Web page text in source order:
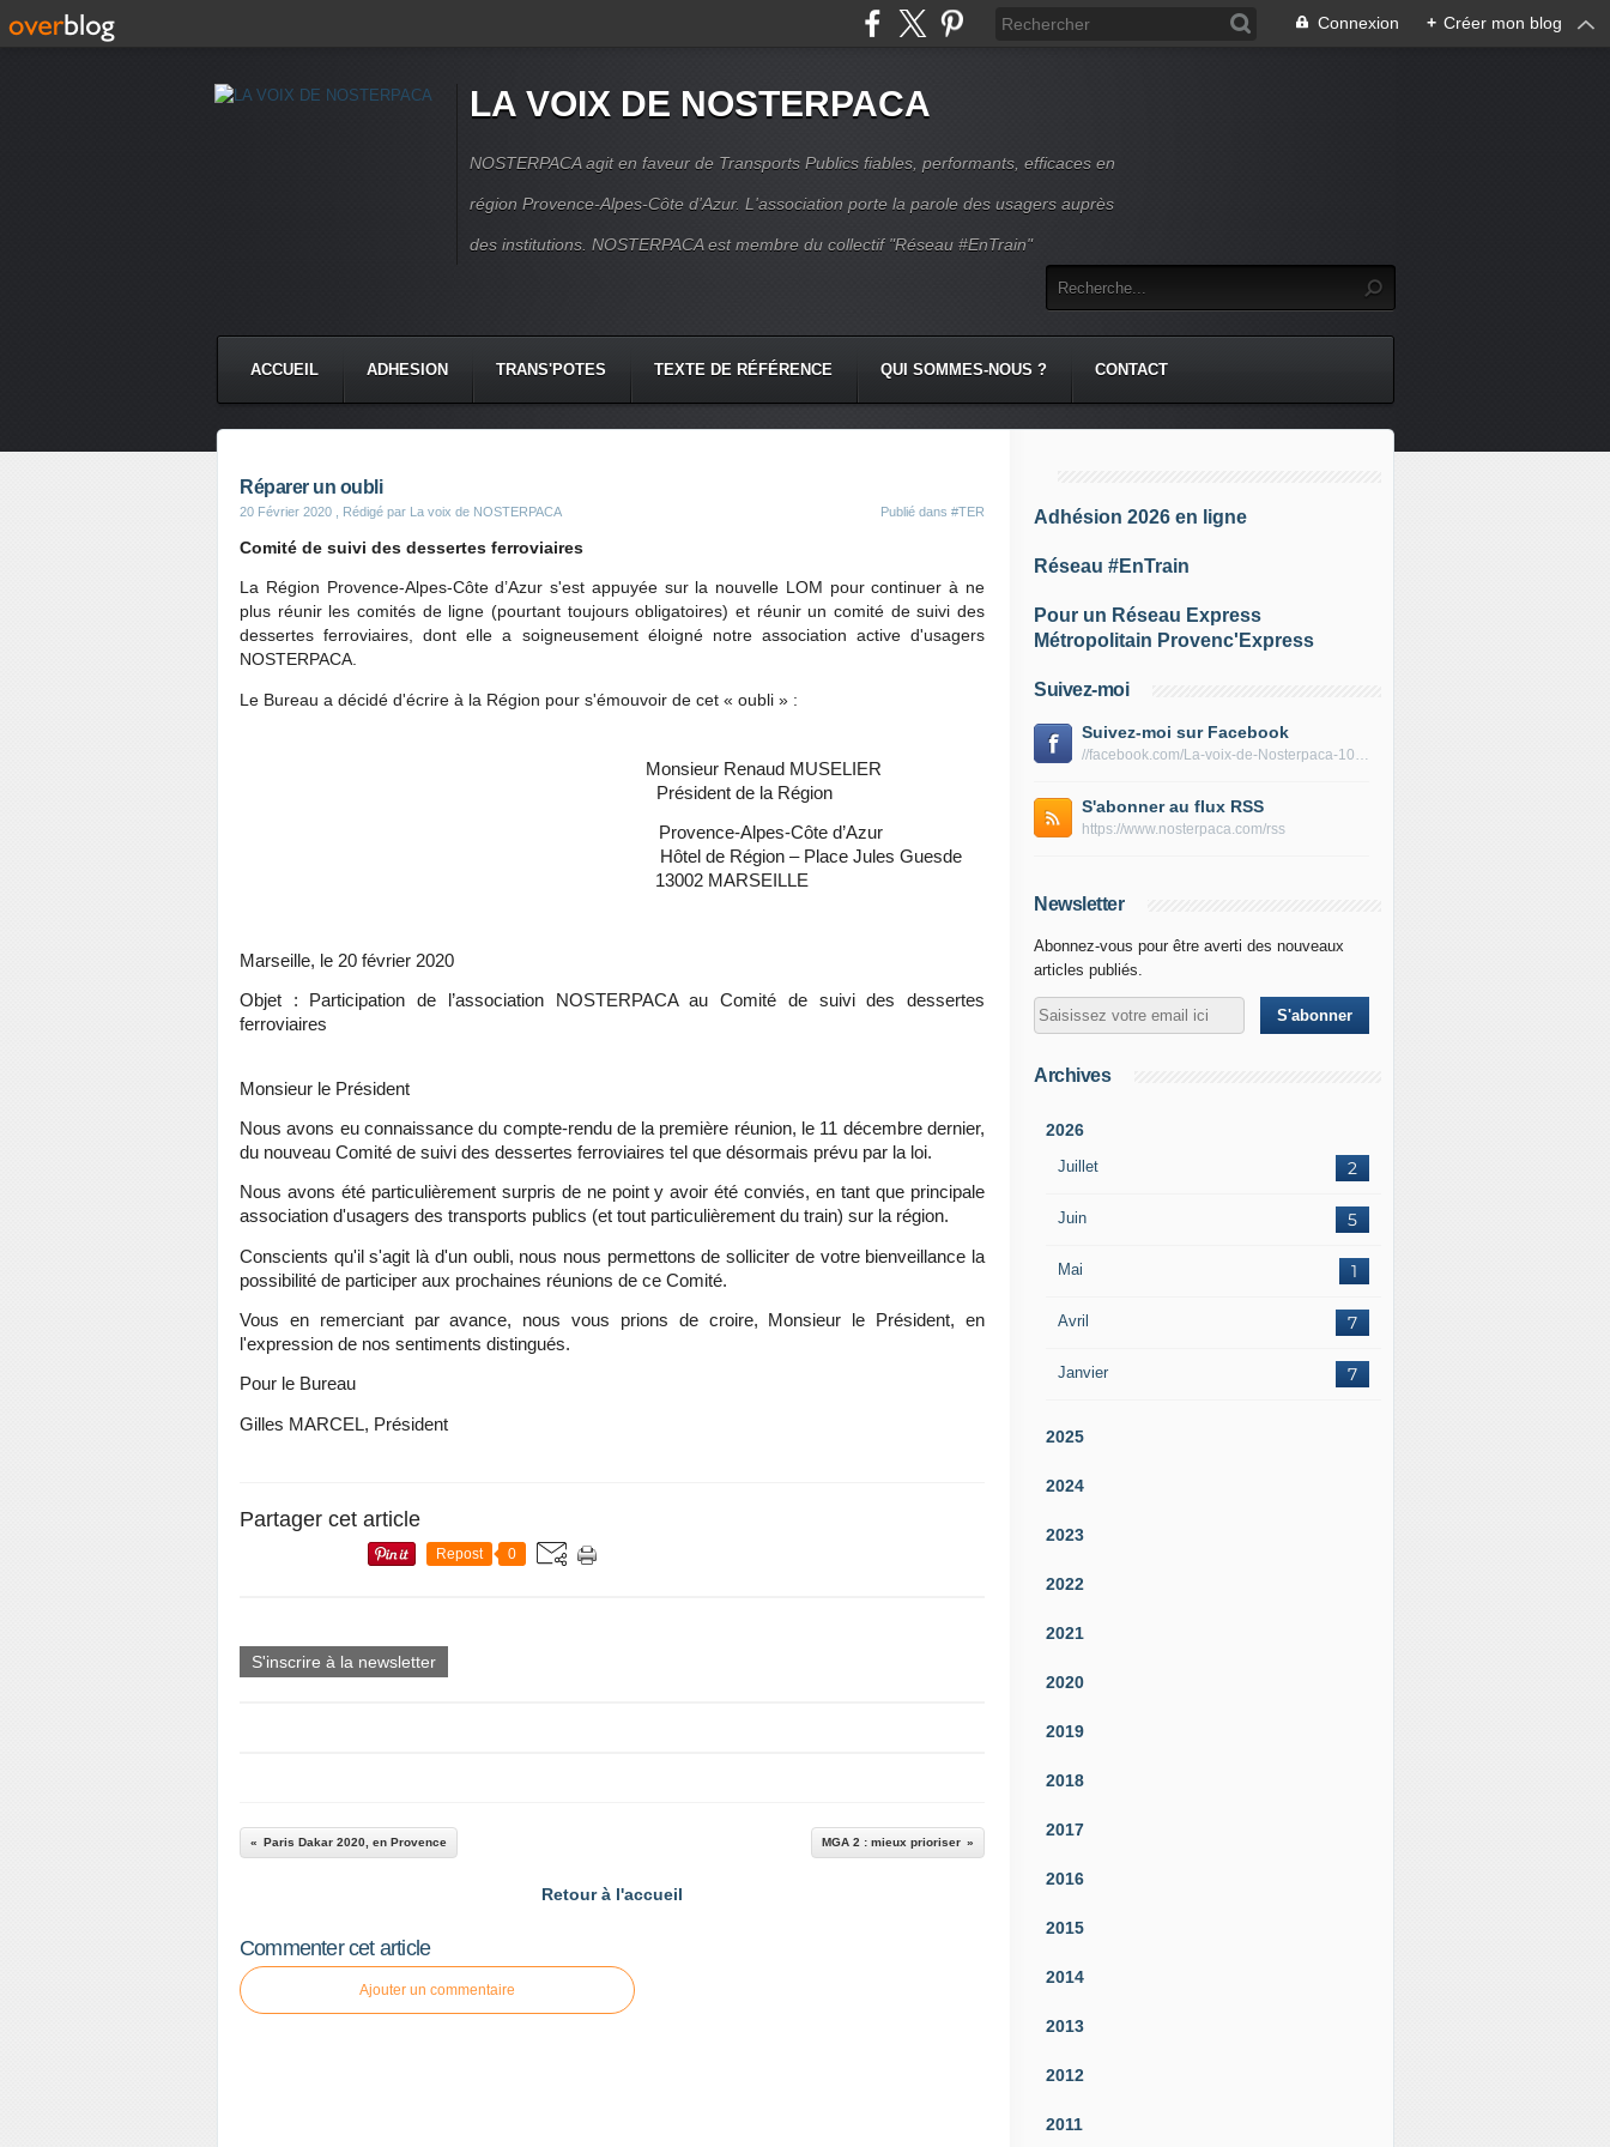
Connexion + Créer mon blog
LA VOIX DE NOSTERPACA
NOSTERPACA agit en faveur de Transports Publics fiables, performants, efficaces en
région Provence-Alpes-Côte d'Azur. L'association porte la parole des usagers auprès
des institutions. NOSTERPACA est membre du collectif "Réseau #EnTrain"
ACCUEIL ADHESION TRANS'POTES TEXTE DE RÉFÉRENCE QUI SOMMES-NOUS ? CONTACT
Réparer un oubli
20 Février 2020 , Rédigé par La voix de NOSTERPACA Publié dans #TER
Comité de suivi des dessertes ferroviaires
La Région Provence-Alpes-Côte d’Azur s'est appuyée sur la nouvelle LOM pour continuer à ne
plus réunir les comités de ligne (pourtant toujours obligatoires) et réunir un comité de suivi des
dessertes ferroviaires, dont elle a soigneusement éloigné notre association active d'usagers
NOSTERPACA.
Le Bureau a décidé d'écrire à la Région pour s'émouvoir de cet « oubli » :
Monsieur Renaud MUSELIER
Président de la Région
Provence-Alpes-Côte d’Azur
Hôtel de Région – Place Jules Guesde
13002 MARSEILLE
Marseille, le 20 février 2020
Objet : Participation de l’association NOSTERPACA au Comité de suivi des dessertes
ferroviaires
Monsieur le Président
Nous avons eu connaissance du compte-rendu de la première réunion, le 11 décembre dernier,
du nouveau Comité de suivi des dessertes ferroviaires tel que désormais prévu par la loi.
Nous avons été particulièrement surpris de ne point y avoir été conviés, en tant que principale
association d'usagers des transports publics (et tout particulièrement du train) sur la région.
Conscients qu'il s'agit là d'un oubli, nous nous permettons de solliciter de votre bienveillance la
possibilité de participer aux prochaines réunions de ce Comité.
Vous en remerciant par avance, nous vous prions de croire, Monsieur le Président, en
l'expression de nos sentiments distingués.
Pour le Bureau
Gilles MARCEL, Président
Partager cet article
Repost 0
S'inscrire à la newsletter
Paris Dakar 2020, en Provence MGA 2 : mieux prioriser
Retour à l'accueil
Commenter cet article
Ajouter un commentaire
Adhésion 2026 en ligne
Réseau #EnTrain
Pour un Réseau Express
Métropolitain Provenc'Express
Suivez-moi
Suivez-moi sur Facebook
//facebook.com/La-voix-de-Nosterpaca-106434384284735
S'abonner au flux RSS
https://www.nosterpaca.com/rss
Newsletter
Abonnez-vous pour être averti des nouveaux
articles publiés.
Archives
2026
Juillet 2
Juin 5
Mai 1
Avril 7
Janvier 7
2025
2024
2023
2022
2021
2020
2019
2018
2017
2016
2015
2014
2013
2012
2011